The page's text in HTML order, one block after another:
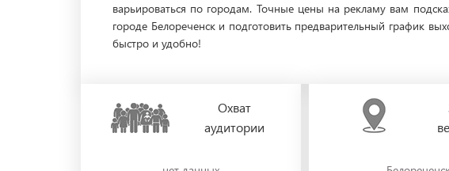
варьироваться по городам. Точные цены на рекламу вам
городе Белореченск и подготовить предварительный график
быстро и удобно!
Охват
аудитории